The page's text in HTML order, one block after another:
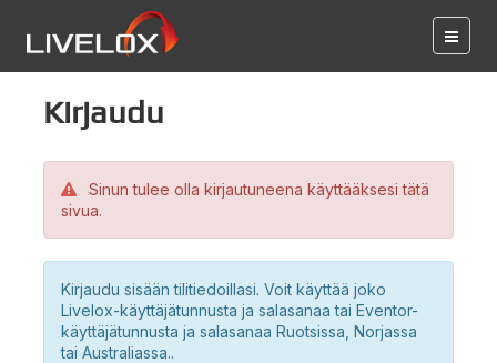
Kirjaudu
Sinun tulee olla kirjautuneena käyttääksesi tätä
sivua.
Kirjaudu sisään tilitiedoillasi. Voit käyttää joko
Livelox-käyttäjätunnusta ja salasanaa tai Eventor-
käyttäjätunnusta ja salasanaa Ruotsissa, Norjassa
tai Australiassa..